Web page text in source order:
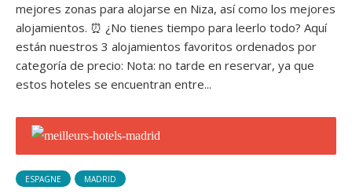
mejores zonas para alojarse en Niza, así como los mejores
alojamientos. ⏰ ¿No tienes tiempo para leerlo todo? Aquí
están nuestros 3 alojamientos favoritos ordenados por
categoría de precio: Nota: no tarde en reservar, ya que
estos hoteles se encuentran entre...
ESPAGNE MADRID